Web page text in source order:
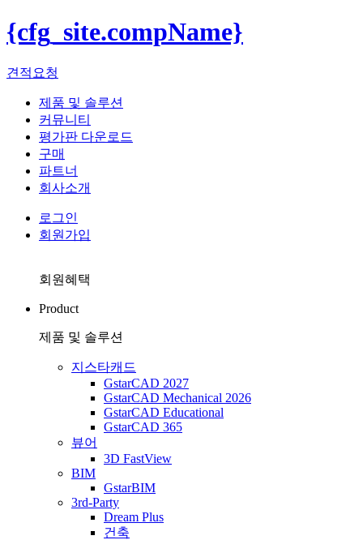
{cfg_site.compName}
견적요청
제품 및 솔루션
커뮤니티
평가판 다운로드
구매
파트너
회사소개
로그인
회원가입
회원혜택
Product
제품 및 솔루션
지스타캐드
GstarCAD 2027
GstarCAD Mechanical 2026
GstarCAD Educational
GstarCAD 365
뷰어
3D FastView
BIM
GstarBIM
3rd-Party
Dream Plus
건축